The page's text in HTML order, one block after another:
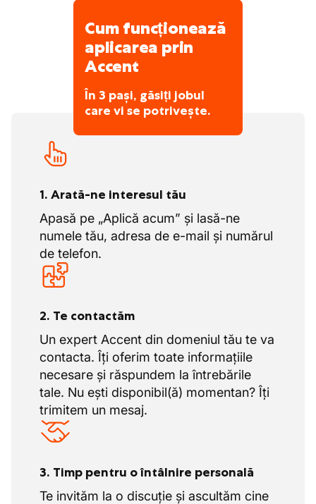
Cum funcționează
aplicarea prin
Accent
În 3 pași, găsiți jobul
care vi se potrivește.
1. Arată-ne interesul tău
Apasă pe „Aplică acum” și lasă-ne
numele tău, adresa de e-mail și numărul
de telefon.
2. Te contactăm
Un expert Accent din domeniul tău te va
contacta. Îți oferim toate informațiile
necesare și răspundem la întrebările
tale. Nu ești disponibil(ă) momentan? Îți
trimitem un mesaj.
3. Timp pentru o întâlnire personală
Te invităm la o discuție și ascultăm cine